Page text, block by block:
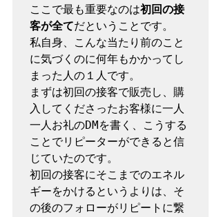
ここで最も重要なのは初回の接
客が全てだということです。
私自身、こんな当たり前のこと
に気づくのに何年もかかってし
まった人の１人です。
まずは初回の接客で販売し、購
入してくださったお客様に一人
一人お礼のDMを書く、こうする
ことでリピーターができると信
じていたのです。
初回の接客にそこまでのエネル
ギーをかけるというよりは、そ
の後のフォローがリピートに繋